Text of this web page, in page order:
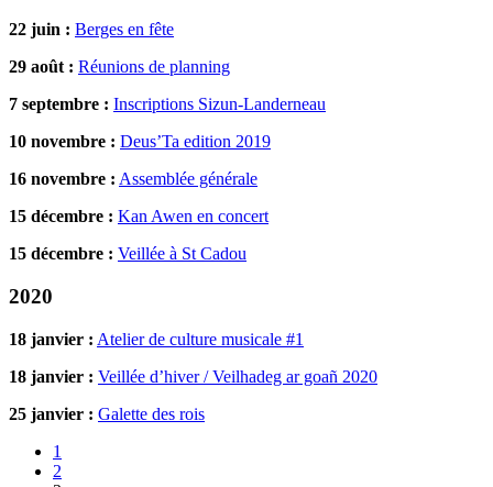
22 juin : Berges en fête
29 août : Réunions de planning
7 septembre : Inscriptions Sizun-Landerneau
10 novembre : Deus’Ta edition 2019
16 novembre : Assemblée générale
15 décembre : Kan Awen en concert
15 décembre : Veillée à St Cadou
2020
18 janvier : Atelier de culture musicale #1
18 janvier : Veillée d’hiver / Veilhadeg ar goañ 2020
25 janvier : Galette des rois
1
2